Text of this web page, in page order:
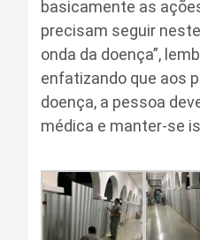
basicamente as
precisam seguir
onda da doença”,
enfatizando que aos
doença, a pessoa
médica e manter-se